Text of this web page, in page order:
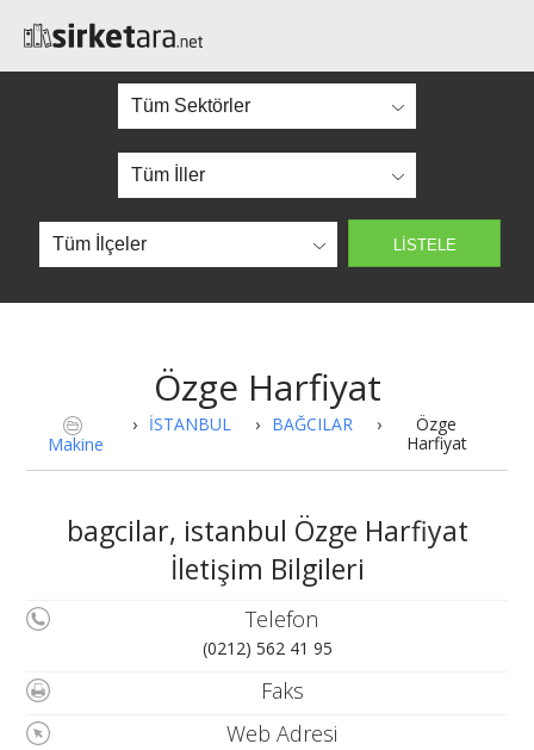
Özge Harfiyat
Makine
› İSTANBUL › BAĞCILAR ›
Özge
Harfiyat
bagcilar, istanbul Özge Harfiyat
İletişim Bilgileri
Telefon
(0212) 562 41 95
Faks
Web Adresi